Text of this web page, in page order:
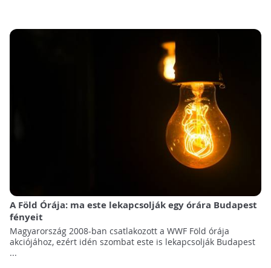
A Föld Órája: ma este lekapcsolják egy órára Budapest
fényeit
Magyarország 2008-ban csatlakozott a WWF Föld órája
akciójához, ezért idén szombat este is lekapcsolják Budapest
...